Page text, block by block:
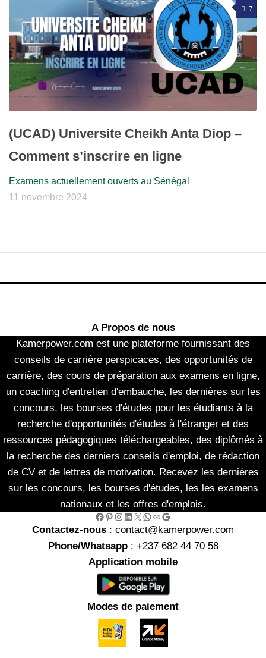
7
(UCAD) Universite Cheikh Anta Diop –
Comment s’inscrire en ligne
Examens actuellement ouverts au Sénégal
11 novembre 2024
A Propos de nous
Kamerpower.com est une plateforme fournissant des
conseils de carrière perspicaces, des opportunités de
carrière, des cours de préparation aux examens en ligne,
un coaching d'entretien d'embauche, les dernières sur les
concours, les bourses d'études pour les étudiants à la
recherche d'opportunités d'études à l'étranger et des
ressources pédagogiques téléchargeables, des diplômés à
la recherche des derniers conseils d'emploi, de rédaction
de CV et de lettres de motivation. Recevez les dernières
sur les concours, les bourses d'études, les les examens
nationaux et les offres d'emplois.
Facebook Pinterest Instagram LinkedIn X WhatsApp Link Google
Contactez-nous : contact@kamerpower.com
Phone/Whatsapp: +237 682 44 70 58
Application mobile
Modes de paiement